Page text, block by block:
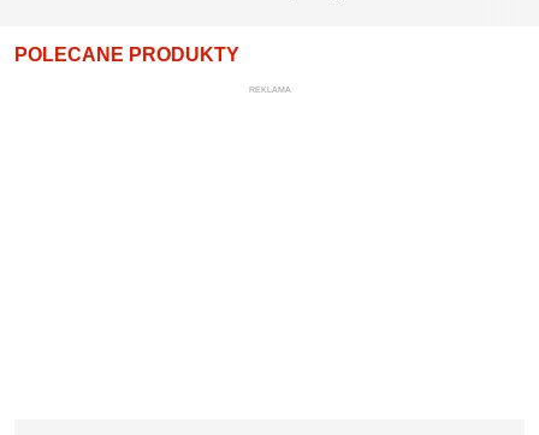
POLECANE PRODUKTY
REKLAMA